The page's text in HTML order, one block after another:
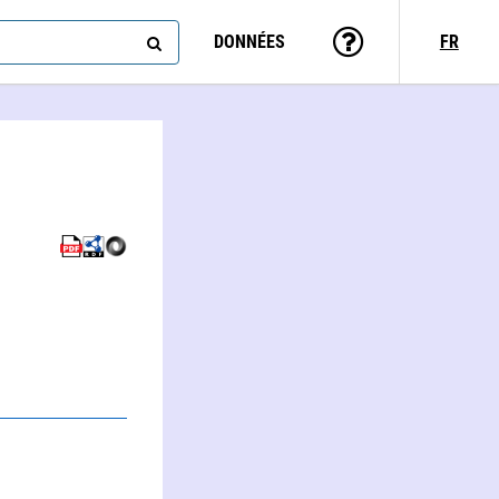
DONNÉES FR